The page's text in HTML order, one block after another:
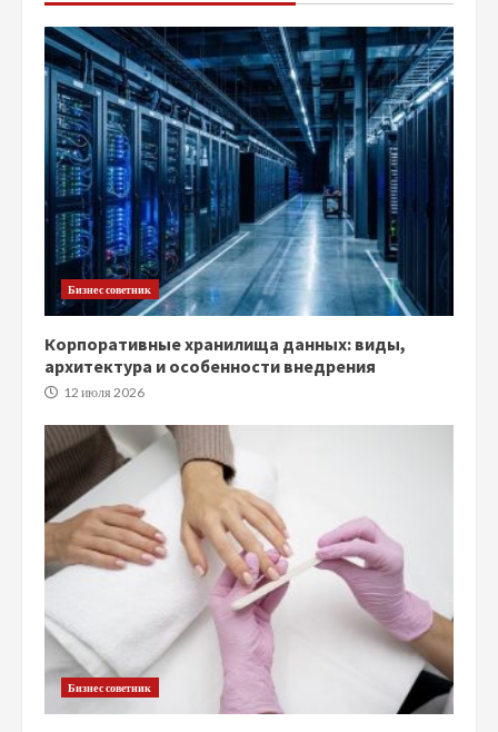
Бизнес советник
Корпоративные хранилища данных: виды,
архитектура и особенности внедрения
12 июля 2026
Бизнес советник